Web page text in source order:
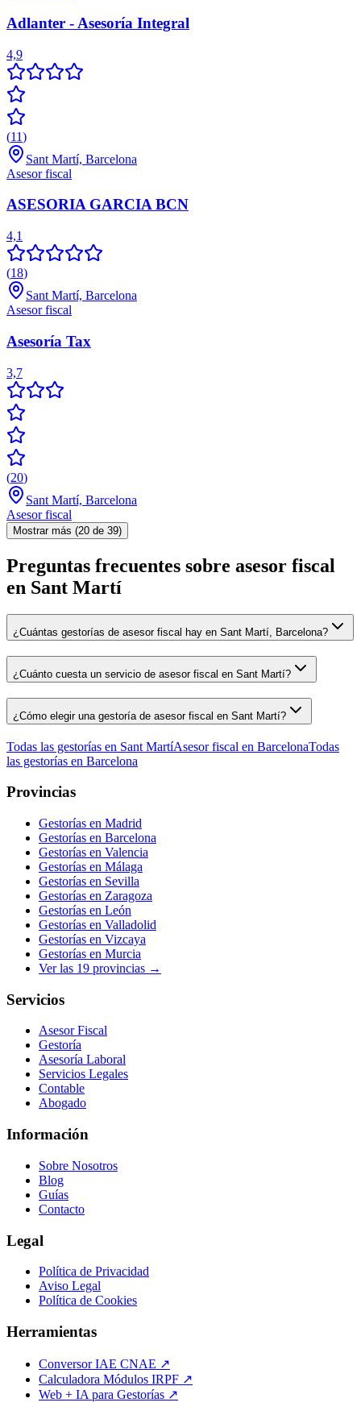
Adlanter - Asesoría Integral
4,9
(11)
Sant Martí, Barcelona
Asesor fiscal
ASESORIA GARCIA BCN
4,1
(18)
Sant Martí, Barcelona
Asesor fiscal
Asesoría Tax
3,7
(20)
Sant Martí, Barcelona
Asesor fiscal
Mostrar más (20 de 39)
Preguntas frecuentes sobre asesor fiscal
en Sant Martí
¿Cuántas gestorías de asesor fiscal hay en Sant Martí, Barcelona?
¿Cuánto cuesta un servicio de asesor fiscal en Sant Martí?
¿Cómo elegir una gestoría de asesor fiscal en Sant Martí?
Todas las gestorías en Sant MartíAsesor fiscal en BarcelonaTodas
las gestorías en Barcelona
Provincias
Gestorías en Madrid
Gestorías en Barcelona
Gestorías en Valencia
Gestorías en Málaga
Gestorías en Sevilla
Gestorías en Zaragoza
Gestorías en León
Gestorías en Valladolid
Gestorías en Vizcaya
Gestorías en Murcia
Ver las 19 provincias →
Servicios
Asesor Fiscal
Gestoría
Asesoría Laboral
Servicios Legales
Contable
Abogado
Información
Sobre Nosotros
Blog
Guías
Contacto
Legal
Política de Privacidad
Aviso Legal
Política de Cookies
Herramientas
Conversor IAE CNAE ↗
Calculadora Módulos IRPF ↗
Web + IA para Gestorías ↗